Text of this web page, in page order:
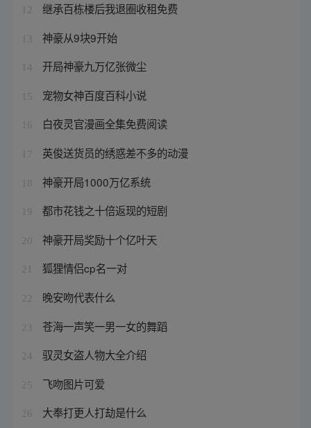
12 继承百栋楼后我退圈收租免费
13 神豪从9块9开始
14 开局神豪九万亿张微尘
15 宠物女神百度百科小说
16 白夜灵官漫画全集免费阅读
17 英俊送货员的绣惑差不多的动漫
18 神豪开局1000万亿系统
19 都市花钱之十倍返现的短剧
20 神豪开局奖励十个亿叶天
21 狐狸情侣cp名一对
22 晚安吻代表什么
23 苍海一声笑一男一女的舞蹈
24 驭灵女盗人物大全介绍
25 飞吻图片可爱
26 大奉打更人打劫是什么